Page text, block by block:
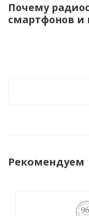
Почему
смартфонов и
Рекомендуем
969